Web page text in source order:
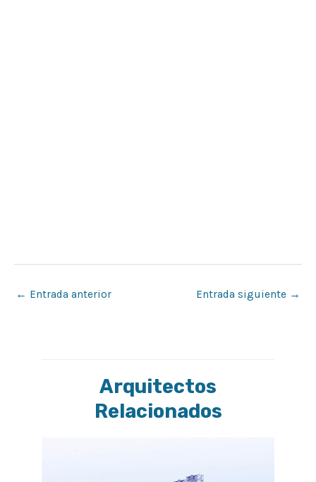
← Entrada anterior Entrada siguiente →
Arquitectos
Relacionados